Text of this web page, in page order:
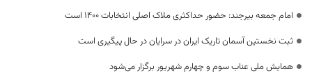
امام جمعه بیرجند: حضور حداکثری ملاک اصلی انتخابات ۱۴۰۰ است
ثبت نخستین آسمان تاریک ایران در سرایان در حال پیگیری است
همایش ملی عناب سوم و چهارم شهریور برگزار می‌شود